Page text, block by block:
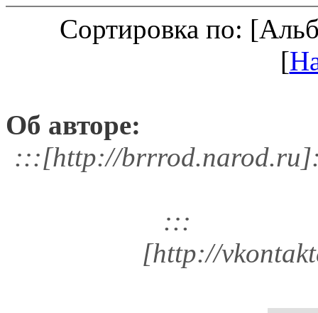
Сортировка по:
[
Об авторе:
:::[http://
:::
[http://